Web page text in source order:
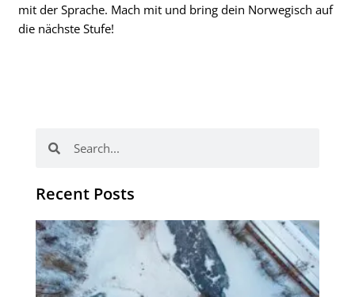
mit der Sprache. Mach mit und bring dein Norwegisch auf
die nächste Stufe!
Recent Posts